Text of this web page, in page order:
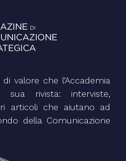
valore che l’Accademia
rivista: interviste,
articoli che aiutano ad
della Comunicazione